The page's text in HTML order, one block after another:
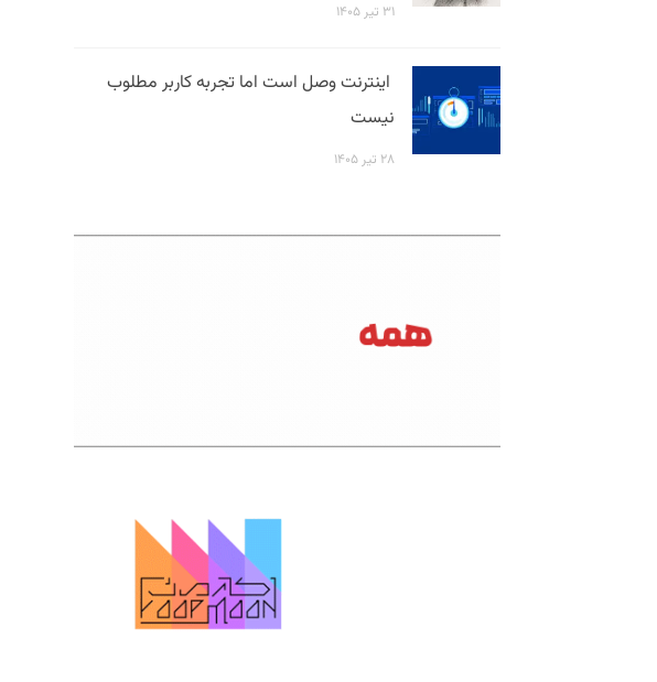
۳۱ تیر ۱۴۰۵
اینترنت وصل است اما تجربه کاربر مطلوب
نیست
۲۸ تیر ۱۴۰۵